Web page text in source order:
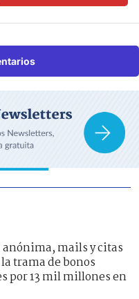
mails y citas
trama de bonos
por 13 mil millones en